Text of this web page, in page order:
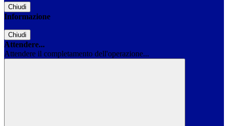
Chiudi
Informazione
Chiudi
Attendere...
Attendere il completamento dell'operazione...